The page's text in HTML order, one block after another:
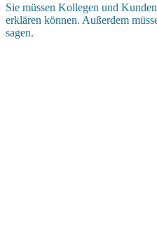
Sie müssen Kollegen und
erklären können. Außerdem
sagen.